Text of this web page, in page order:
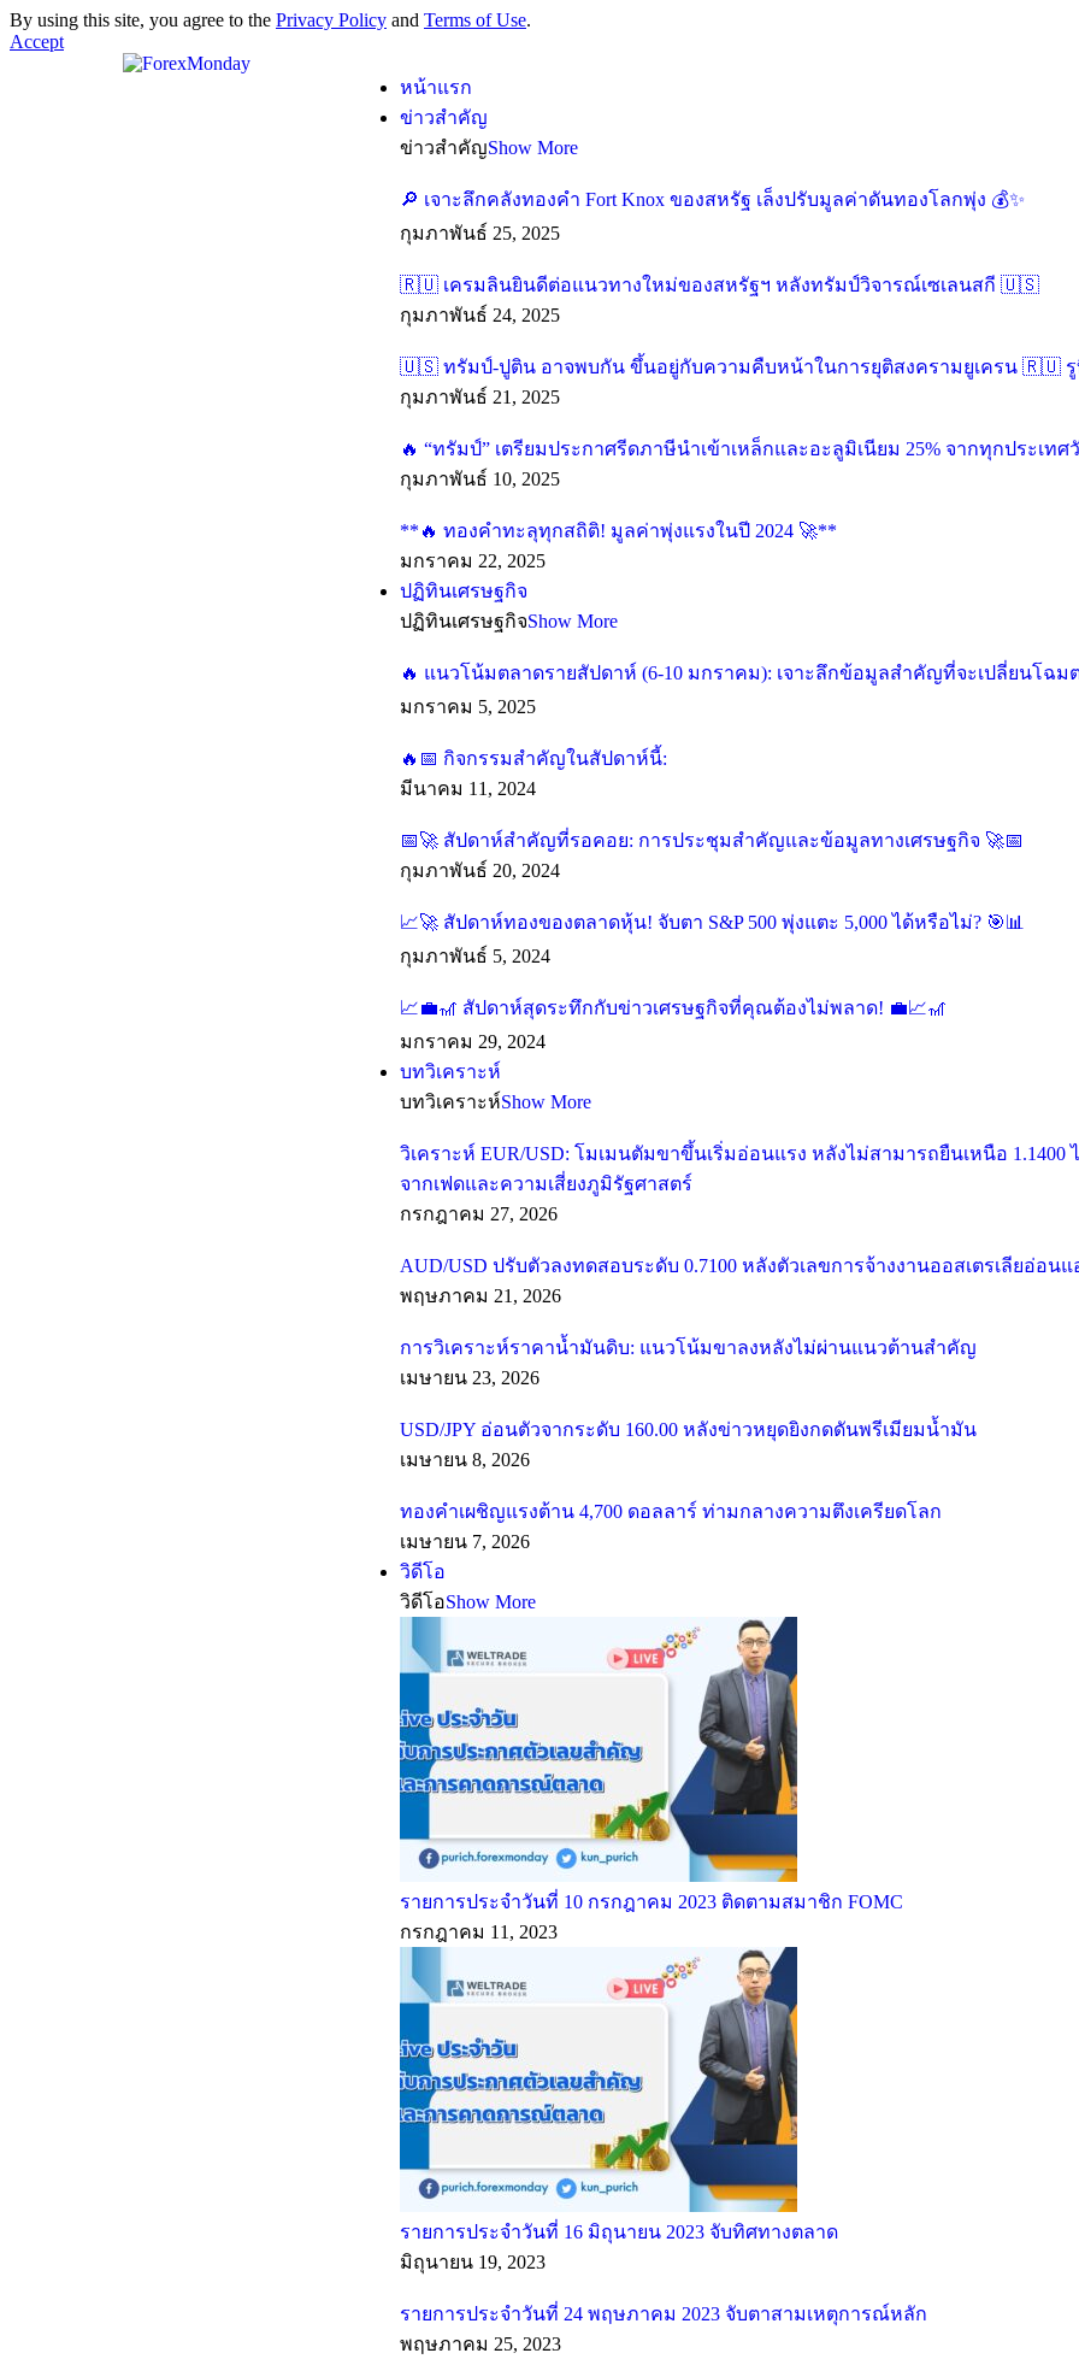
By using this site, you agree to the Privacy Policy and Terms of Use.
Accept
หน้าแรก
ข่าวสำคัญ
ข่าวสำคัญShow More
🔎 เจาะลึกคลังทองคำ Fort Knox ของสหรัฐ เล็งปรับมูลค่าดันทองโลกพุ่ง 💰✨
กุมภาพันธ์ 25, 2025
🇷🇺 เครมลินยินดีต่อแนวทางใหม่ของสหรัฐฯ หลังทรัมป์วิจารณ์เซเลนสกี 🇺🇸
กุมภาพันธ์ 24, 2025
🇺🇸 ทรัมป์-ปูติน อาจพบกัน ขึ้นอยู่กับความคืบหน้าในการยุติสงครามยูเครน 🇷🇺 รู
กุมภาพันธ์ 21, 2025
🔥 “ทรัมป์” เตรียมประกาศรีดภาษีนำเข้าเหล็กและอะลูมิเนียม 25% จากทุกประเท
กุมภาพันธ์ 10, 2025
**🔥 ทองคำทะลุทุกสถิติ! มูลค่าพุ่งแรงในปี 2024 🚀**
มกราคม 22, 2025
ปฏิทินเศรษฐกิจ
ปฏิทินเศรษฐกิจShow More
🔥 แนวโน้มตลาดรายสัปดาห์ (6-10 มกราคม): เจาะลึกข้อมูลสำคัญที่จะเปลี่ยนโฉม
มกราคม 5, 2025
🔥📅 กิจกรรมสำคัญในสัปดาห์นี้:
มีนาคม 11, 2024
📅🚀 สัปดาห์สำคัญที่รอคอย: การประชุมสำคัญและข้อมูลทางเศรษฐกิจ 🚀📅
กุมภาพันธ์ 20, 2024
📈🚀 สัปดาห์ทองของตลาดหุ้น! จับตา S&P 500 พุ่งแตะ 5,000 ได้หรือไม่? 🎯📊
กุมภาพันธ์ 5, 2024
📈💼🎢 สัปดาห์สุดระทึกกับข่าวเศรษฐกิจที่คุณต้องไม่พลาด! 💼📈🎢
มกราคม 29, 2024
บทวิเคราะห์
บทวิเคราะห์Show More
วิเคราะห์ EUR/USD: โมเมนตัมขาขึ้นเริ่มอ่อนแรง หลังไม่สามารถยืนเหนือ 1.1400
จากเฟดและความเสี่ยงภูมิรัฐศาสตร์
กรกฎาคม 27, 2026
AUD/USD ปรับตัวลงทดสอบระดับ 0.7100 หลังตัวเลขการจ้างงานออสเตรเลียอ่อน
พฤษภาคม 21, 2026
การวิเคราะห์ราคาน้ำมันดิบ: แนวโน้มขาลงหลังไม่ผ่านแนวต้านสำคัญ
เมษายน 23, 2026
USD/JPY อ่อนตัวจากระดับ 160.00 หลังข่าวหยุดยิงกดดันพรีเมียมน้ำมัน
เมษายน 8, 2026
ทองคำเผชิญแรงต้าน 4,700 ดอลลาร์ ท่ามกลางความตึงเครียดโลก
เมษายน 7, 2026
วิดีโอ
วิดีโอShow More
รายการประจำวันที่ 10 กรกฎาคม 2023 ติดตามสมาชิก FOMC
กรกฎาคม 11, 2023
รายการประจำวันที่ 16 มิถุนายน 2023 จับทิศทางตลาด
มิถุนายน 19, 2023
รายการประจำวันที่ 24 พฤษภาคม 2023 จับตาสามเหตุการณ์หลัก
พฤษภาคม 25, 2023